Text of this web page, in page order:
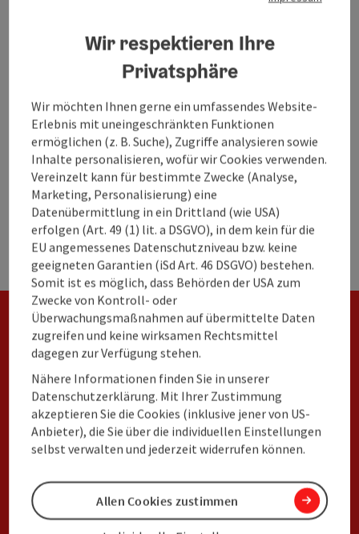
Monatliche Abrechnung der Ortstaxe und
Vorschreibung
Monatliche Ankünfte und Nächtigungen
bei Statistik Austria melden
(meldepflichtige Gemeinden)
Jährliche Erhebung des Bettenbestandes
und Einpflege ins Portal der Statistik
Austria
Statistische Auswertungen und Kontrolle
der Meldedaten
Sie haben Fragen zum Meldewesen? Wir
helfen Ihnen gerne!
oder per E-Mail.
Wir respektieren Ihre
Privatsphäre
Wir möchten Ihnen gerne ein umfassendes Website-
Erlebnis mit uneingeschränkten Funktionen
ermöglichen (z. B. Suche), Zugriffe analysieren sowie
Inhalte personalisieren, wofür wir Cookies verwenden.
Vereinzelt kann für bestimmte Zwecke (Analyse,
Marketing, Personalisierung) eine
Datenübermittlung in ein Drittland (wie USA)
erfolgen (Art. 49 (1) lit. a DSGVO), in dem kein für die
EU angemessenes Datenschutzniveau bzw. keine
geeigneten Garantien (iSd Art. 46 DSGVO) bestehen.
Somit ist es möglich, dass Behörden der USA zum
Zwecke von Kontroll- oder
Überwachungsmaßnahmen auf übermittelte Daten
zugreifen und keine wirksamen Rechtsmittel
dagegen zur Verfügung stehen.
Nähere Informationen finden Sie in unserer
Datenschutzerklärung. Mit Ihrer Zustimmung
akzeptieren Sie die Cookies (inklusive jener von US-
Anbieter), die Sie über die individuellen Einstellungen
selbst verwalten und jederzeit widerrufen können.
Allen Cookies zustimmen